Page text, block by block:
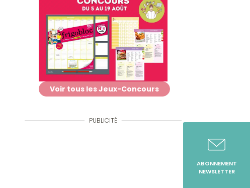
Voir tous les Jeux-Concours
PUBLICITÉ
ABONNEMENT
NEWSLETTER